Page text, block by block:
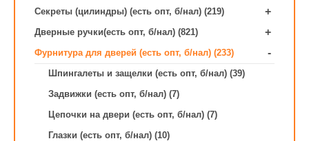
Секреты (цилиндры) (есть опт, б/нал) (219) +
Дверные ручки(есть опт, б/нал) (821) +
Фурнитура для дверей (есть опт, б/нал) (233) -
Шпингалеты и защелки (есть опт, б/нал) (39)
Задвижки (есть опт, б/нал) (7)
Цепочки на двери (есть опт, б/нал) (7)
Глазки (есть опт, б/нал) (10)